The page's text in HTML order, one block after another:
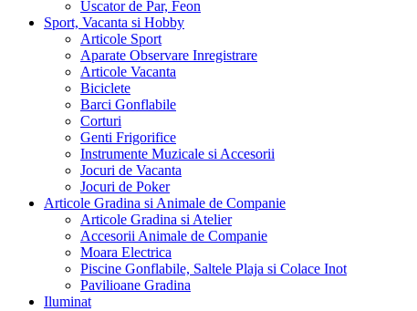
Uscator de Par, Feon
Sport, Vacanta si Hobby
Articole Sport
Aparate Observare Inregistrare
Articole Vacanta
Biciclete
Barci Gonflabile
Corturi
Genti Frigorifice
Instrumente Muzicale si Accesorii
Jocuri de Vacanta
Jocuri de Poker
Articole Gradina si Animale de Companie
Articole Gradina si Atelier
Accesorii Animale de Companie
Moara Electrica
Piscine Gonflabile, Saltele Plaja si Colace Inot
Pavilioane Gradina
Iluminat